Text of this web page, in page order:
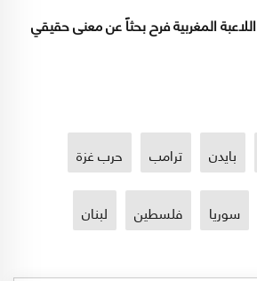
المغربية فرح بحثاً عن معنى حقيقي
بايدن ترامب حرب غزة
سوريا فلسطين لبنان